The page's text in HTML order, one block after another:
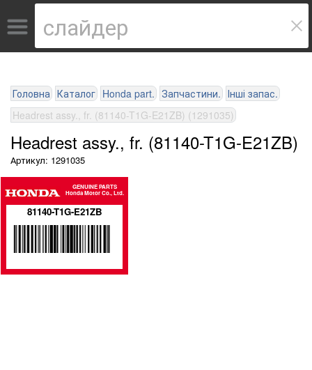
Головна Каталог Honda part. Запчастини. Інші запас.
Headrest assy., fr. (81140-T1G-E21ZB) (1291035)
Headrest assy., fr. (81140-T1G-E21ZB)
Артикул: 1291035
GENUINE PARTS
Honda Motor Co., Ltd.
81140-T1G-E21ZB